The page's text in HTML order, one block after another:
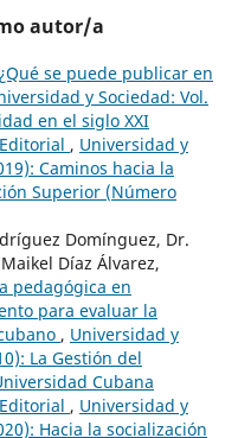
autor/a
¿Qué se puede publicar en
y Sociedad: Vol.
en el siglo XXI
Editorial , Universidad y
Caminos hacia la
Superior (Número
Domínguez, Dr.
Díaz Álvarez,
pedagógica en
para evaluar la
, Universidad y
La Gestión del
Cubana
Editorial , Universidad y
Hacia la socialización